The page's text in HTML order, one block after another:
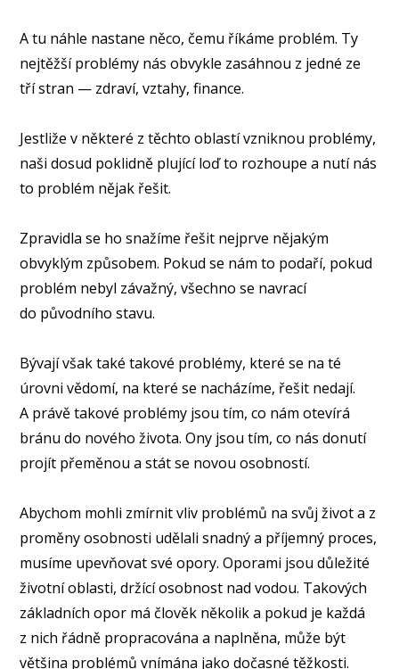
A tu náhle nastane něco, čemu říkáme problém. Ty
nejtěžší problémy nás obvykle zasáhnou z jedné ze
tří stran — zdraví, vztahy, finance.
Jestliže v některé z těchto oblastí vzniknou problémy,
naši dosud poklidně plující loď to rozhoupe a nutí nás
to problém nějak řešit.
Zpravidla se ho snažíme řešit nejprve nějakým
obvyklým způsobem. Pokud se nám to podaří, pokud
problém nebyl závažný, všechno se navrací
do původního stavu.
Bývají však také takové problémy, které se na té
úrovni vědomí, na které se nacházíme, řešit nedají.
A právě takové problémy jsou tím, co nám otevírá
bránu do nového života. Ony jsou tím, co nás donutí
projít přeměnou a stát se novou osobností.
Abychom mohli zmírnit vliv problémů na svůj život a z
proměny osobnosti udělali snadný a příjemný proces,
musíme upevňovat své opory. Oporami jsou důležité
životní oblasti, držící osobnost nad vodou. Takových
základních opor má člověk několik a pokud je každá
z nich řádně propracována a naplněna, může být
většina problémů vnímána jako dočasné těžkosti.